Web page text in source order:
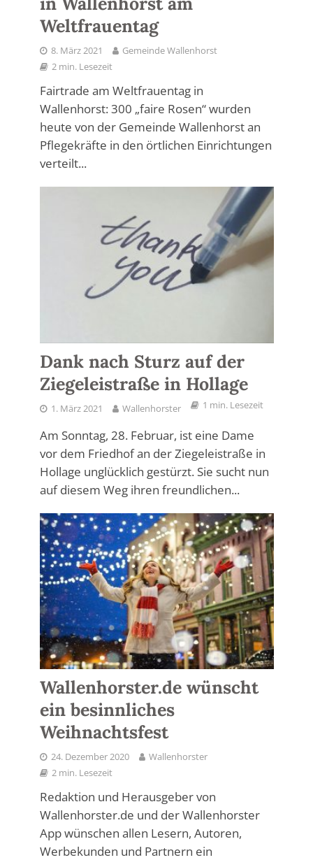
Weltfrauentag
8. März 2021
Gemeinde Wallenhorst
2 min. Lesezeit
Fairtrade am Weltfrauentag in
Wallenhorst: 300 „faire Rosen“ wurden
heute von der Gemeinde Wallenhorst an
Pflegekräfte in den örtlichen Einrichtungen
verteilt...
Dank nach Sturz auf der
Ziegeleistraße in Hollage
1. März 2021 Wallenhorster 1 min. Lesezeit
Am Sonntag, 28. Februar, ist eine Dame
vor dem Friedhof an der Ziegeleistraße in
Hollage unglücklich gestürzt. Sie sucht nun
auf diesem Weg ihren freundlichen...
Wallenhorster.de wünscht
ein besinnliches
Weihnachtsfest
24. Dezember 2020
Wallenhorster
2 min. Lesezeit
Redaktion und Herausgeber von
Wallenhorster.de und der Wallenhorster
App wünschen allen Lesern, Autoren,
Werbekunden und Partnern ein